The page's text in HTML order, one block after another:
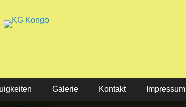
Galerie Kontakt Impressum
KG Kongo 2025
Stadtgarde mit Klara I.